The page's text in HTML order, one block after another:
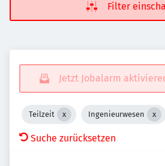
Filter
Jetzt Jobalarm
Teilzeit Ingenieurwesen
Suche zurücksetzen